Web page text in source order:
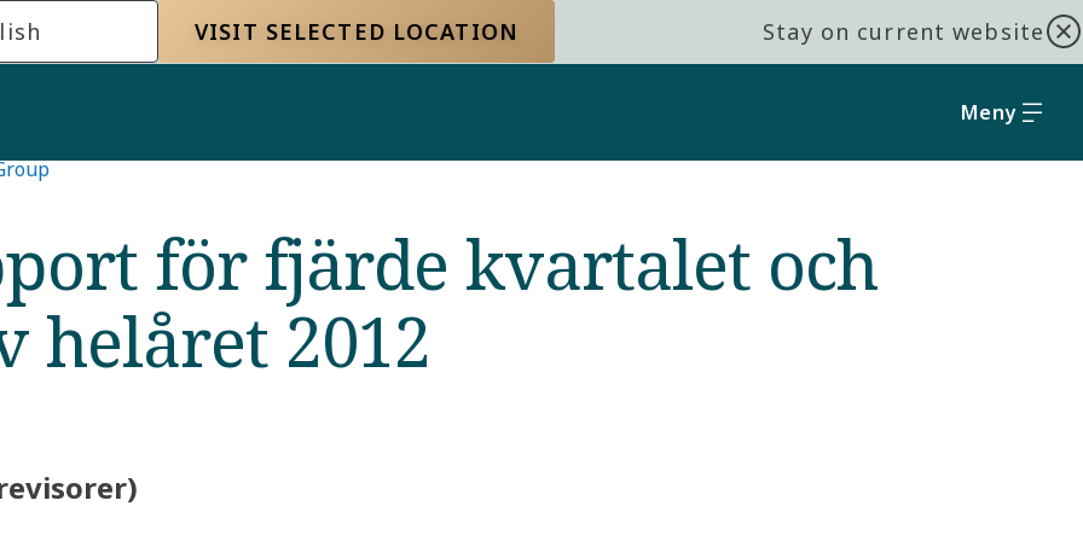
VISIT SELECTED LOCATION Stay on current website
Meny
för fjärde kvartalet och
helåret 2012